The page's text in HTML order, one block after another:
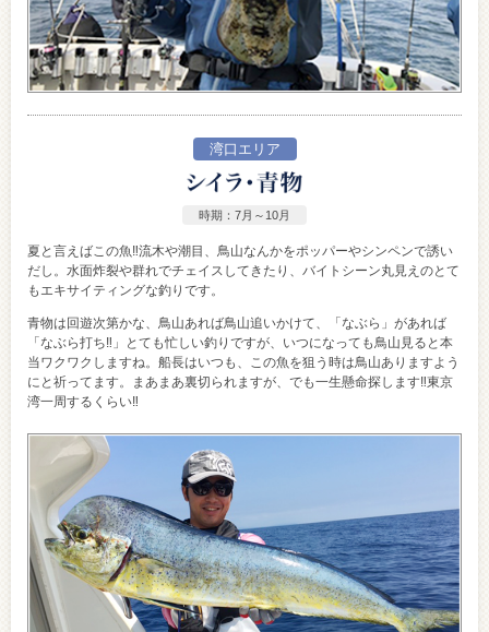
湾口エリア
時期：7月～10月
夏と言えばこの魚‼流木や潮目、鳥山なんかをポッパーやシンペンで誘い
だし。水面炸裂や群れでチェイスしてきたり、バイトシーン丸見えのとて
もエキサイティングな釣りです。
青物は回遊次第かな、鳥山あれば鳥山追いかけて、「なぶら」があれば
「なぶら打ち‼」とても忙しい釣りですが、いつになっても鳥山見ると本
当ワクワクしますね。船長はいつも、この魚を狙う時は鳥山ありますよう
にと祈ってます。まあまあ裏切られますが、でも一生懸命探します‼東京
湾一周するくらい‼